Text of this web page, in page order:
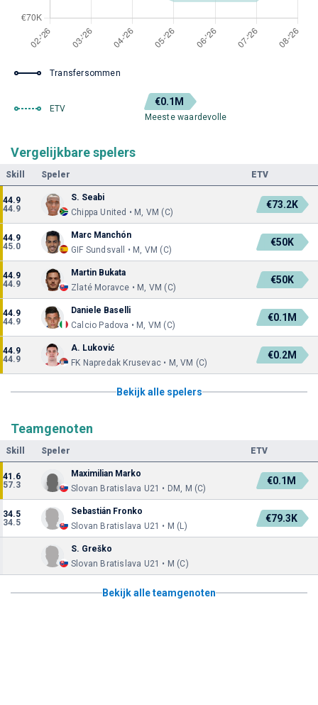
Transfersommen
ETV
€0.1M
Meeste waardevolle
Vergelijkbare spelers
Skill Speler ETV
44.9
44.9
S. Seabi
Chippa United • M, VM (C)
€73.2K
44.9
45.0
Marc Manchón
GIF Sundsvall • M, VM (C)
€50K
44.9
44.9
Martin Bukata
Zlaté Moravce • M, VM (C)
€50K
44.9
44.9
Daniele Baselli
Calcio Padova • M, VM (C)
€0.1M
44.9
44.9
A. Luković
FK Napredak Krusevac • M, VM (C)
€0.2M
Bekijk alle spelers
Teamgenoten
Skill Speler ETV
41.6
57.3
Maximilian Marko
Slovan Bratislava U21 • DM, M (C)
€0.1M
34.5
34.5
Sebastián Fronko
Slovan Bratislava U21 • M (L)
€79.3K
S. Greško
Slovan Bratislava U21 • M (C)
Bekijk alle teamgenoten